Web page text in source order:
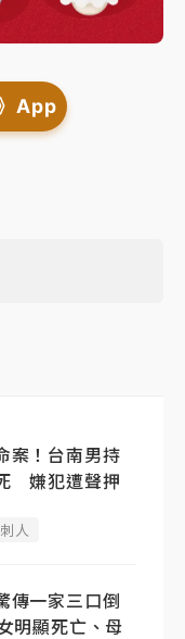
App
案！台南男持
嫌犯遭聲押
人
傳一家三口倒
明顯死亡、母